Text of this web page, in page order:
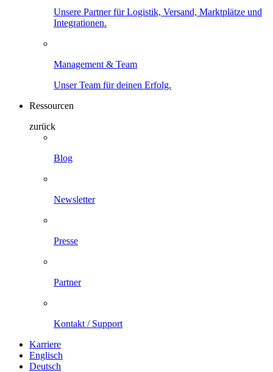
Unsere Partner für Logistik, Versand, Marktplätze und
Integrationen.
Management & Team
Unser Team für deinen Erfolg.
Ressourcen
zurück
Blog
Newsletter
Presse
Partner
Kontakt / Support
Karriere
Englisch
Deutsch